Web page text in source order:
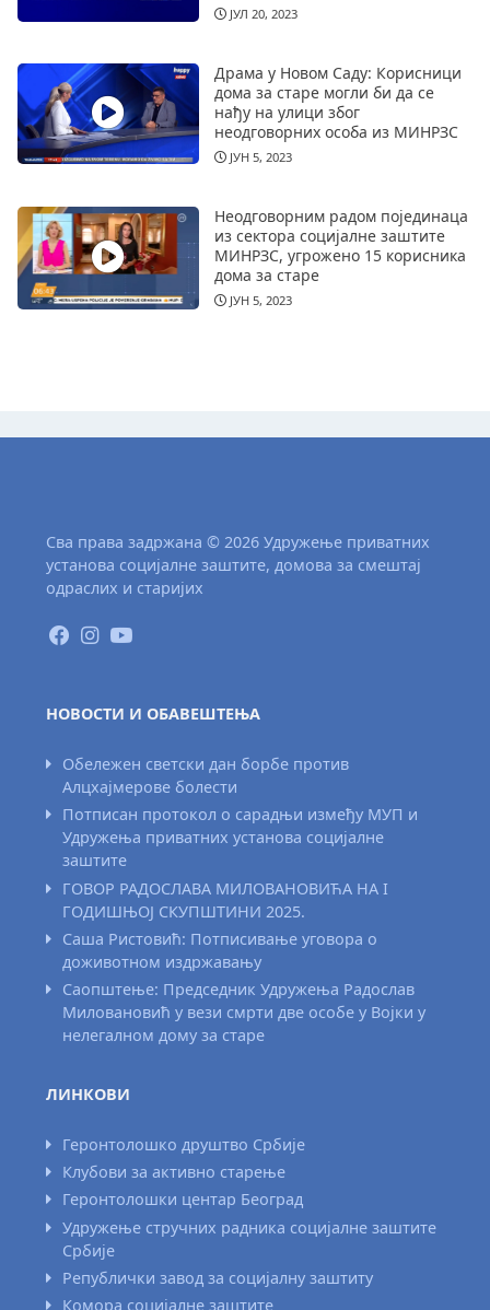
ЈУЛ 20, 2023
Драма у Новом Саду: Корисници
дома за старе могли би да се
нађу на улици због
неодговорних особа из МИНРЗС
ЈУН 5, 2023
Неодговорним радом појединаца
из сектора социјалне заштите
МИНРЗС, угрожено 15 корисника
дома за старе
ЈУН 5, 2023
Сва права задржана © 2026 Удружење приватних
установа социјалне заштите, домова за смештај
одраслих и старијих
НОВОСТИ И ОБАВЕШТЕЊА
Обележен светски дан борбе против
Алцхајмерове болести
Потписан протокол о сарадњи између МУП и
Удружења приватних установа социјалне
заштите
ГОВОР РАДОСЛАВА МИЛОВАНОВИЋА НА I
ГОДИШЊОЈ СКУПШТИНИ 2025.
Саша Ристовић: Потписивање уговора о
доживотном издржавању
Саопштење: Председник Удружења Радослав
Миловановић у вези смрти две особе у Војки у
нелегалном дому за старе
ЛИНКОВИ
Геронтолошко друштво Србије
Клубови за активно старење
Геронтолошки центар Београд
Удружење стручних радника социјалне заштите
Србије
Републички завод за социјалну заштиту
Комора социјалне заштите